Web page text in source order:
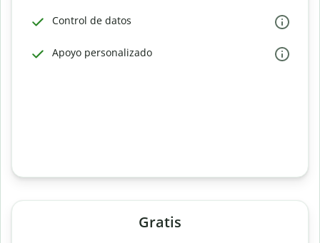
Control de datos
Apoyo personalizado
Gratis